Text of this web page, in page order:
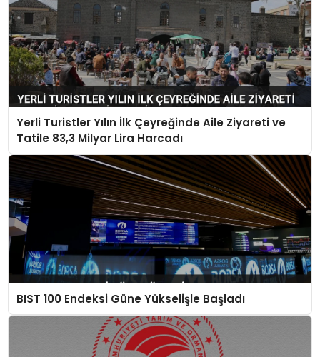
Yerli Turistler Yılın İlk Çeyreğinde Aile Ziyareti ve
Tatile 83,3 Milyar Lira Harcadı
BIST 100 Endeksi Güne Yükselişle Başladı